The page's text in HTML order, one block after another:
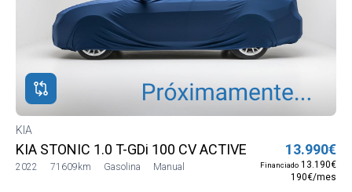
KIA
KIA STONIC 1.0 T-GDi 100 CV ACTIVE
2022 71609km Gasolina Manual
13.990€
Financiado 13.190€
190€/mes